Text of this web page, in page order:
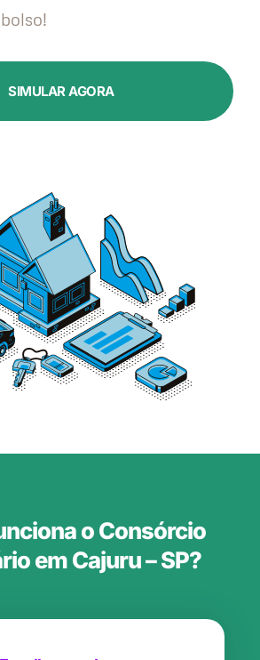
SIMULAR AGORA
o Consórcio
em Cajuru – SP?